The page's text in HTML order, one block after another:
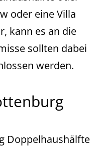
oder eine Villa
kann es an die
sollten dabei
werden.
Doppelhaushälfte